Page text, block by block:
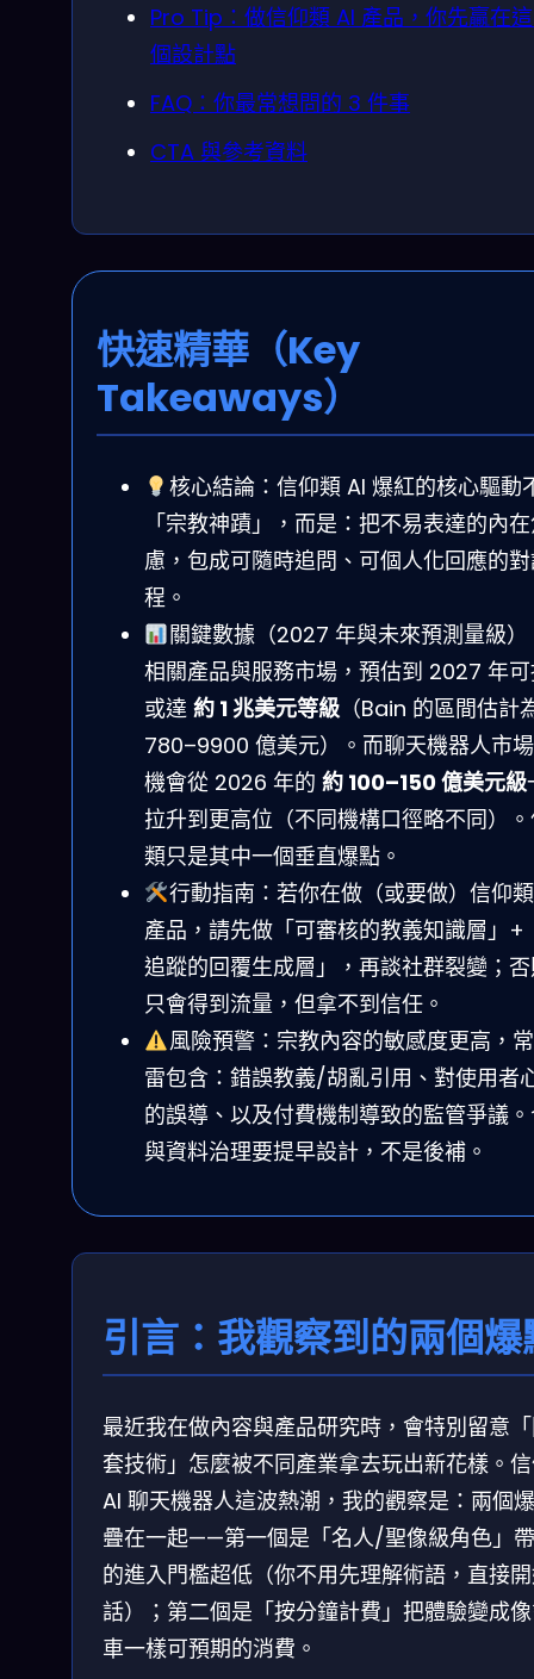
Pro Tip：做信仰類 AI 產品，你先贏在
個設計點
FAQ：你最常想問的 3 件事
CTA 與參考資料
快速精華（Key
Takeaways）
核心結論：信仰類 AI 爆紅的核心驅動
「宗教神蹟」，而是：把不易表達的內
慮，包成可隨時追問、可個人化回應的
程。
關鍵數據（2027 年與未來預測量級）
相關產品與服務市場，預估到 2027 年
或達 約 1 兆美元等級 （Bain 的區間估計
780–9900 億美元）。而聊天機器人市
機會從 2026 年的 約 100–150 億美元級
拉升到更高位（不同機構口徑略不同）
類只是其中一個垂直爆點。
行動指南：若你在做（或要做）信仰
產品，請先做「可審核的教義知識層」+
追蹤的回覆生成層」，再談社群裂變；
只會得到流量，但拿不到信任。
風險預警：宗教內容的敏感度更高，
雷包含：錯誤教義/胡亂引用、對使用者
的誤導、以及付費機制導致的監管爭議
與資料治理要提早設計，不是後補。
引言：我觀察到的兩個爆
最近我在做內容與產品研究時，會特別留意
套技術」怎麼被不同產業拿去玩出新花樣。
AI 聊天機器人這波熱潮，我的觀察是：兩個
疊在一起——第一個是「名人/聖像級角色」
的進入門檻超低（你不用先理解術語，直接
話）；第二個是「按分鐘計費」把體驗變成
車一樣可預期的消費。